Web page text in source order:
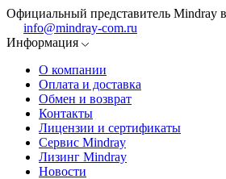
Официальный представитель Mindray
info@mindray-com.ru
Информация
О компании
Оплата и доставка
Обмен и возврат
Контакты
Лицензии и сертификаты
Сервис Mindray
Лизинг Mindray
Новости